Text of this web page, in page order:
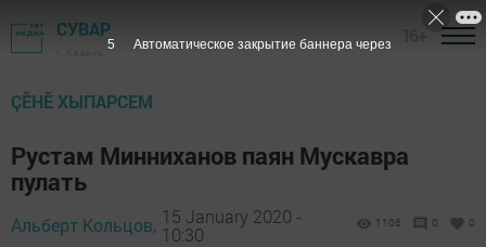
СУВАР
ÇӖНӖ ХЫПАРСЕМ
Рустам Минниханов паян Мускавра
пулать
Альберт Кольцов, 15 January 2020 -
10:30
1106 0 0
4 Автоматическое закрытие баннера через